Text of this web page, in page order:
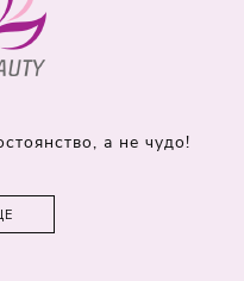
а не чудо!